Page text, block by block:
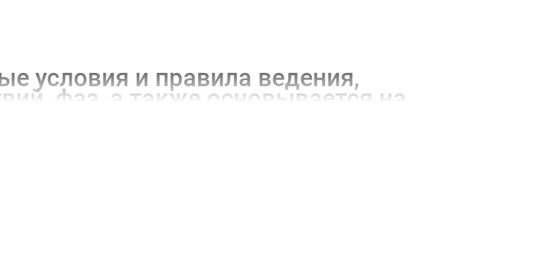
условия и правила ведения,
фаз, а также основывается на